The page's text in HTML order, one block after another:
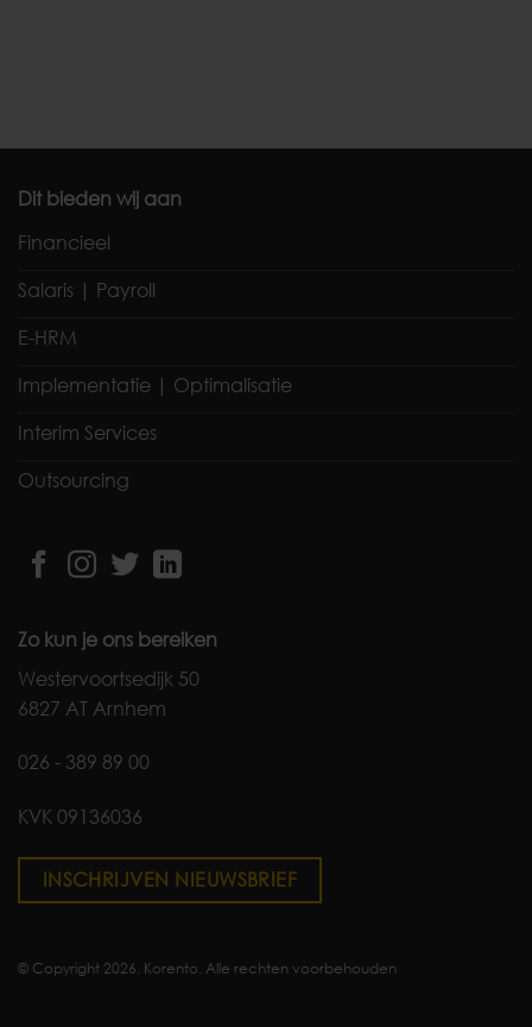
Dit bieden wij aan
Financieel
Salaris | Payroll
E-HRM
Implementatie | Optimalisatie
Interim Services
Outsourcing
Zo kun je ons bereiken
Westervoortsedijk 50
6827 AT Arnhem
026 - 389 89 00
KVK 09136036
INSCHRIJVEN NIEUWSBRIEF
© Copyright 2026. Korento. Alle rechten voorbehouden